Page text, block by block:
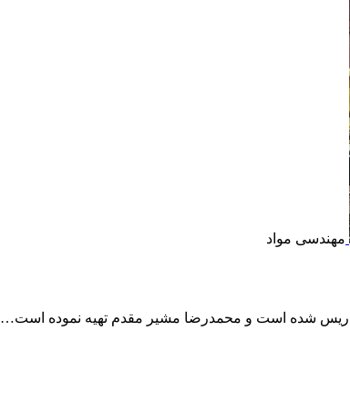
مهندسی مواد
شده است و محمدرضا مشیر مقدم تهیه نموده است…